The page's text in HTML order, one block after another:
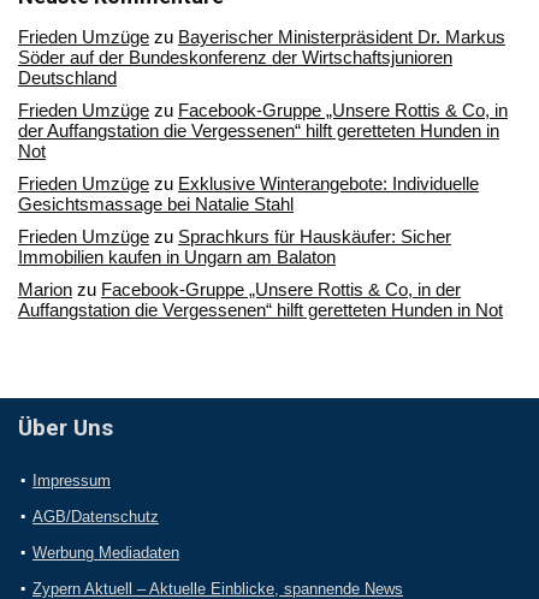
Frieden Umzüge zu Bayerischer Ministerpräsident Dr. Markus
Söder auf der Bundeskonferenz der Wirtschaftsjunioren
Deutschland
Frieden Umzüge zu Facebook-Gruppe „Unsere Rottis & Co, in
der Auffangstation die Vergessenen“ hilft geretteten Hunden in
Not
Frieden Umzüge zu Exklusive Winterangebote: Individuelle
Gesichtsmassage bei Natalie Stahl
Frieden Umzüge zu Sprachkurs für Hauskäufer: Sicher
Immobilien kaufen in Ungarn am Balaton
Marion zu Facebook-Gruppe „Unsere Rottis & Co, in der
Auffangstation die Vergessenen“ hilft geretteten Hunden in Not
Über Uns
Impressum
AGB/Datenschutz
Werbung Mediadaten
Zypern Aktuell – Aktuelle Einblicke, spannende News